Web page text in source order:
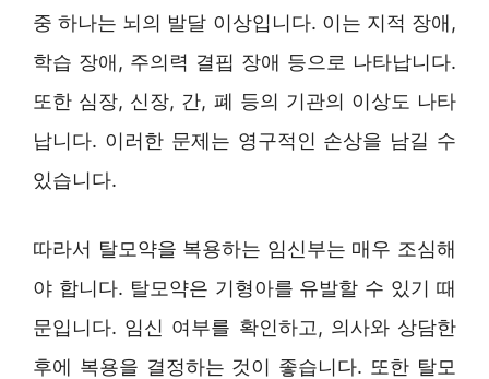
중 하나는 뇌의 발달 이상입니다. 이는 지적 장애,
학습 장애, 주의력 결핍 장애 등으로 나타납니다.
또한 심장, 신장, 간, 폐 등의 기관의 이상도 나타
납니다. 이러한 문제는 영구적인 손상을 남길 수
있습니다.
따라서 탈모약을 복용하는 임신부는 매우 조심해
야 합니다. 탈모약은 기형아를 유발할 수 있기 때
문입니다. 임신 여부를 확인하고, 의사와 상담한
후에 복용을 결정하는 것이 좋습니다. 또한 탈모